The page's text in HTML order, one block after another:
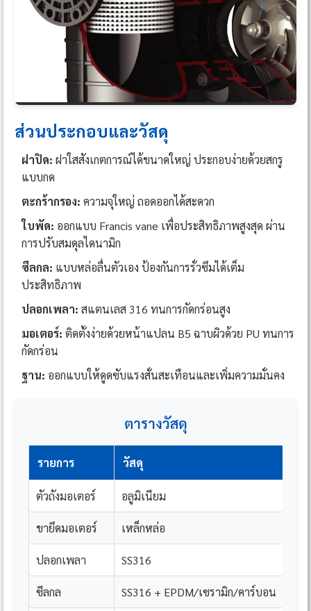
ส่วนประกอบและวัสดุ
ฝาปิด: ฝาใสสังเกตการณ์ได้ขนาดใหญ่ ประกอบง่ายด้วยสกรู
แบบกด
ตะกร้ากรอง: ความจุใหญ่ ถอดออกได้สะดวก
ใบพัด: ออกแบบ Francis vane เพื่อประสิทธิภาพสูงสุด ผ่าน
การปรับสมดุลไดนามิก
ซีลกล: แบบหล่อลื่นตัวเอง ป้องกันการรั่วซึมได้เต็ม
ประสิทธิภาพ
ปลอกเพลา: สแตนเลส 316 ทนการกัดกร่อนสูง
มอเตอร์: ติดตั้งง่ายด้วยหน้าแปลน B5 ฉาบผิวด้วย PU ทนการ
กัดกร่อน
ฐาน: ออกแบบให้ดูดซับแรงสั่นสะเทือนและเพิ่มความมั่นคง
ตารางวัสดุ
รายการ วัสดุ
ตัวถังมอเตอร์ อลูมิเนียม
ขายึดมอเตอร์ เหล็กหล่อ
ปลอกเพลา SS316
ซีลกล SS316 + EPDM/เซรามิก/คาร์บอน